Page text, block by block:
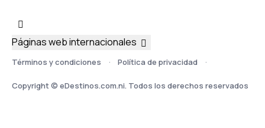
Términos y condiciones Política de privacidad
Copyright © eDestinos.com.ni. Todos los derechos reservados
Páginas web internacionales